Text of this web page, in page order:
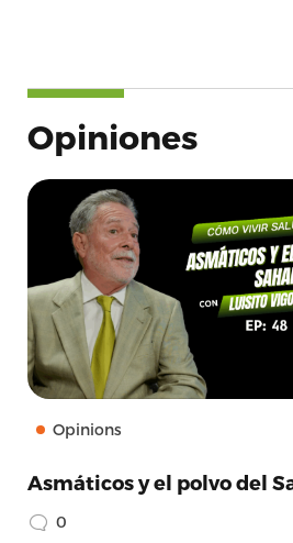
Opiniones
Opinions
Asmáticos y el polvo del
0